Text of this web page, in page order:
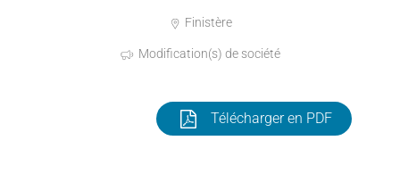
Finistère
Modification(s) de société
Télécharger en PDF